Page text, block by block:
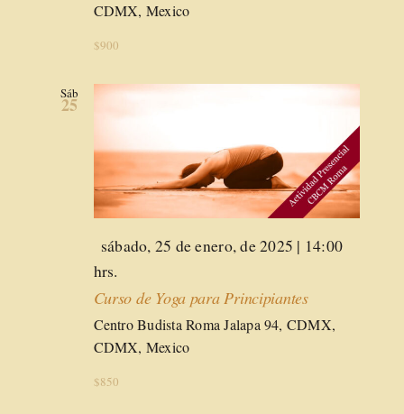
CDMX, Mexico
$900
Sáb
25
Destacado
sábado, 25 de enero, de 2025 | 14:00
hrs.
Curso de Yoga para Principiantes
Centro Budista RomaJalapa 94, CDMX,
CDMX, Mexico
$850